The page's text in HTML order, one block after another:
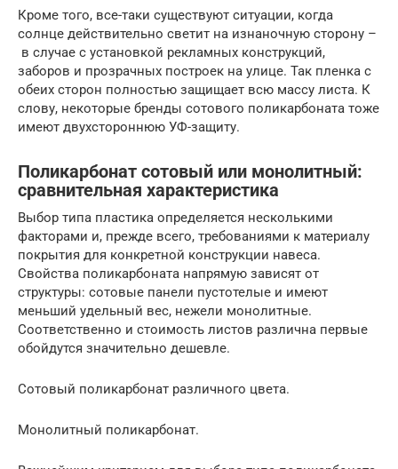
Кроме того, все-таки существуют ситуации, когда
солнце действительно светит на изнаночную сторону –
в случае с установкой рекламных конструкций,
заборов и прозрачных построек на улице. Так пленка с
обеих сторон полностью защищает всю массу листа. К
слову, некоторые бренды сотового поликарбоната тоже
имеют двухстороннюю УФ-защиту.
Поликарбонат сотовый или монолитный:
сравнительная характеристика
Выбор типа пластика определяется несколькими
факторами и, прежде всего, требованиями к материалу
покрытия для конкретной конструкции навеса.
Свойства поликарбоната напрямую зависят от
структуры: сотовые панели пустотелые и имеют
меньший удельный вес, нежели монолитные.
Соответственно и стоимость листов различна первые
обойдутся значительно дешевле.
Сотовый поликарбонат различного цвета.
Монолитный поликарбонат.